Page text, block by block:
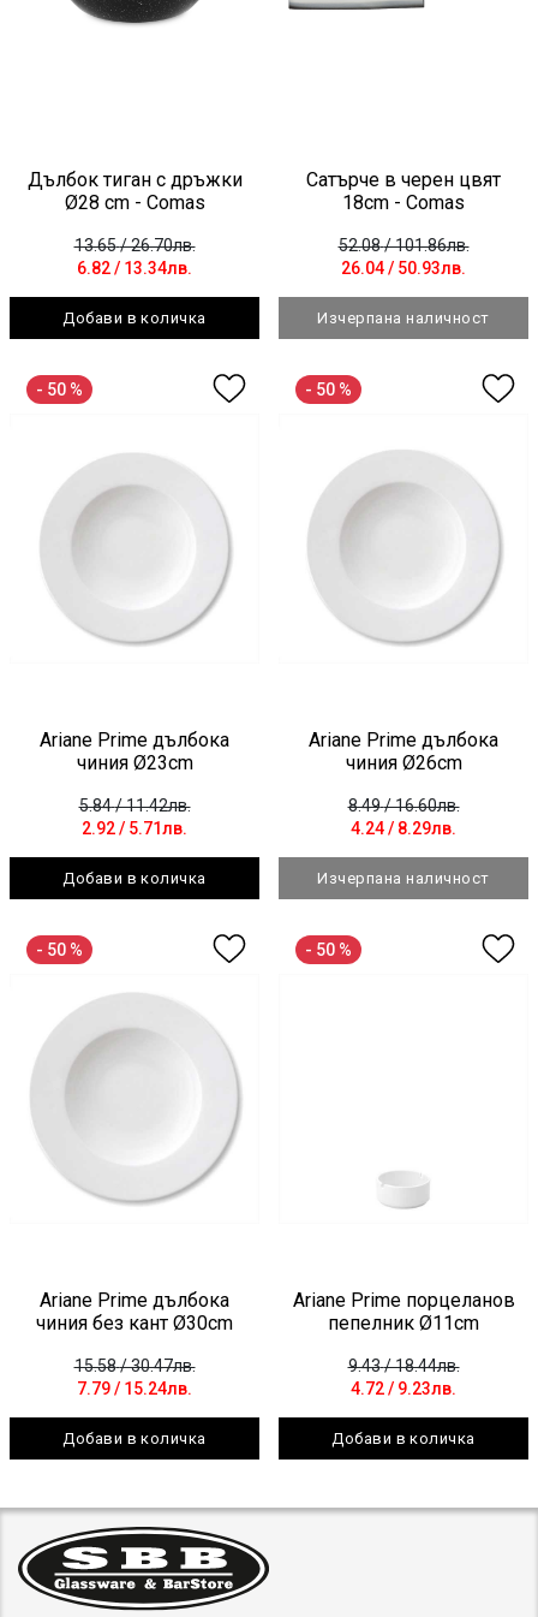
Дълбок тиган с дръжки
Ø28 cm - Comas
13.65/ 26.70лв.
6.82/ 13.34лв.
Добави в количка
Сатърче в черен цвят
18cm - Comas
52.08/ 101.86лв.
26.04/ 50.93лв.
Изчерпана наличност
- 50 %
Ariane Prime дълбока
чиния Ø23cm
5.84/ 11.42лв.
2.92/ 5.71лв.
Добави в количка
- 50 %
Ariane Prime дълбока
чиния Ø26cm
8.49/ 16.60лв.
4.24/ 8.29лв.
Изчерпана наличност
- 50 %
Ariane Prime дълбока
чиния без кант Ø30cm
15.58/ 30.47лв.
7.79/ 15.24лв.
Добави в количка
- 50 %
Ariane Prime порцеланов
пепелник Ø11cm
9.43/ 18.44лв.
4.72/ 9.23лв.
Добави в количка